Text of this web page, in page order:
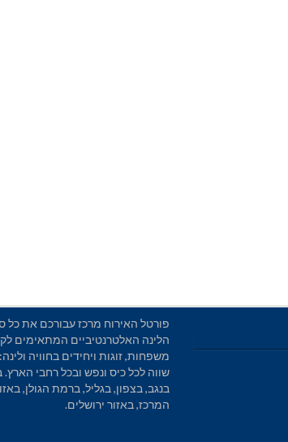
פורטל האירוח מרכז עבורכם את כל
הלינה האלטרנטיביים המתאימים
משפחות, זוגות ויחידים בחוויה
שווה לכל כיס ונפש ובכל רחבי הארץ.
בנגב, בצפון, בגליל, ברמת הגולן,
המרכז, באזור ירושלים.